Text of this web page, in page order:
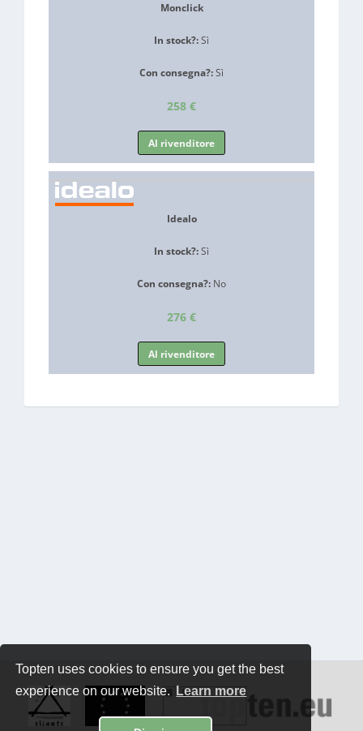
Topten uses cookies to ensure you get the best
experience on our website.
Learn more
Monclick
In stock?:Sì
Con consegna?:Sì
258 €
Al rivenditore
Idealo
In stock?:Sì
Con consegna?: No
276 €
Al rivenditore